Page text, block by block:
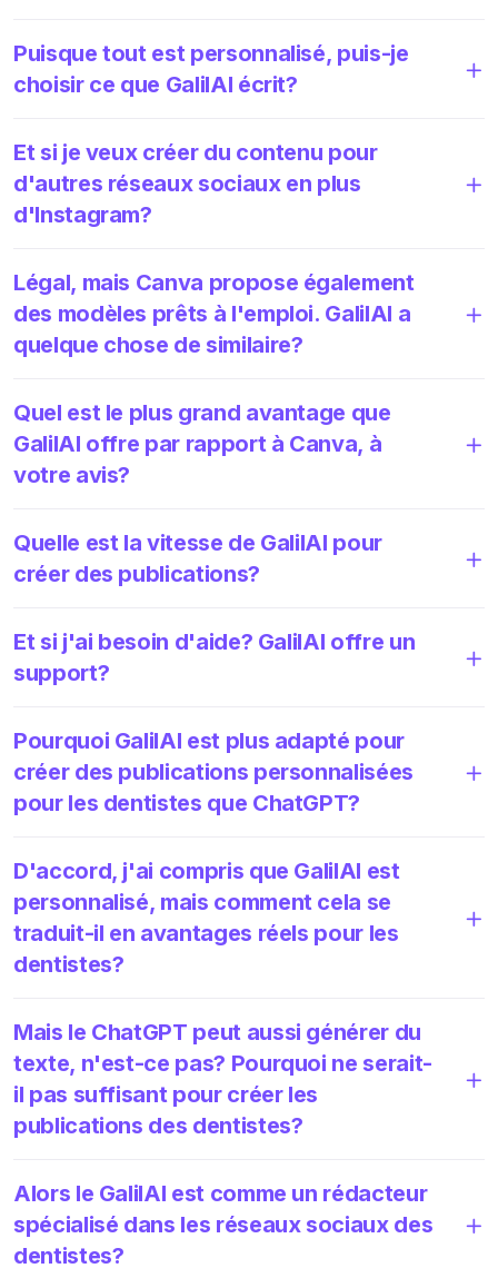
Puisque tout est personnalisé, puis-je
choisir ce que GalilAI écrit?
Et si je veux créer du contenu pour
d'autres réseaux sociaux en plus
d'Instagram?
Légal, mais Canva propose également
des modèles prêts à l'emploi. GalilAI a
quelque chose de similaire?
Quel est le plus grand avantage que
GalilAI offre par rapport à Canva, à
votre avis?
Quelle est la vitesse de GalilAI pour
créer des publications?
Et si j'ai besoin d'aide? GalilAI offre un
support?
Pourquoi GalilAI est plus adapté pour
créer des publications personnalisées
pour les dentistes que ChatGPT?
D'accord, j'ai compris que GalilAI est
personnalisé, mais comment cela se
traduit-il en avantages réels pour les
dentistes?
Mais le ChatGPT peut aussi générer du
texte, n'est-ce pas? Pourquoi ne serait-
il pas suffisant pour créer les
publications des dentistes?
Alors le GalilAI est comme un rédacteur
spécialisé dans les réseaux sociaux des
dentistes?